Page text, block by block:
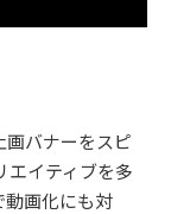
バナーをスピ
エイティブを多
動画化にも対